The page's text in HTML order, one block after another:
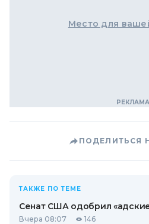
Место для
ПОДЕЛИТЬСЯ
ТАКЖЕ ПО ТЕМЕ
Сенат США одобрил
Вчера 08:07 146